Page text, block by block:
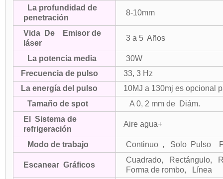
La profundidad de
penetración
8-10mm
Vida De Emisor de
láser
3 a 5 Años
La potencia media
30W
Frecuencia de pulso
33, 3 Hz
La energía del pulso
10MJ a 130mj es opcional
Tamaño de spot
A 0, 2 mm de Diám.
El Sistema de
refrigeración
Aire agua+
Modo de trabajo Continuo , Solo Pulso
Escanear Gráficos
Cuadrado, Rectángulo,
Forma de rombo, Línea